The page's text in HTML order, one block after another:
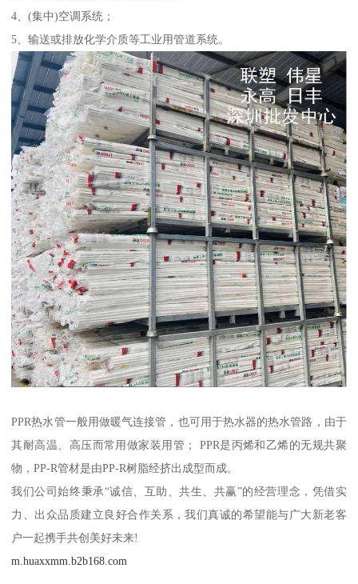
4、(集中)空调系统；
5、输送或排放化学介质等工业用管道系统。
PPR热水管一般用做暖气连接管，也可用于热水器的热水管路，由于
其耐高温、高压而常用做家装用管； PPR是丙烯和乙烯的无规共聚
物，PP-R管材是由PP-R树脂经挤出成型而成。
我们公司始终秉承“诚信、互助、共生、共赢”的经营理念，凭借实
力、出众品质建立良好合作关系，我们真诚的希望能与广大新老客
户一起携手共创美好未来!
m.huaxxmm.b2b168.com